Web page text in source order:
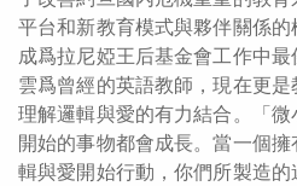
平台和新教育模式與夥伴關係
成爲拉尼婭王后基金會工作中
雲爲曾經的英語教師，現在更
理解邏輯與愛的有力結合。「
開始的事物都會成長。當一個
輯與愛開始行動，你們所製造